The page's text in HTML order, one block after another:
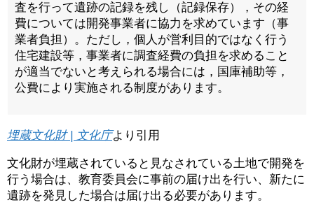
査を行って遺跡の記録を残し（記録保存），その経
費については開発事業者に協力を求めています（事
業者負担）。ただし，個人が営利目的ではなく行う
住宅建設等，事業者に調査経費の負担を求めること
が適当でないと考えられる場合には，国庫補助等，
公費により実施される制度があります。
埋蔵文化財 | 文化庁より引用
文化財が埋蔵されていると見なされている土地で開発を
行う場合は、教育委員会に事前の届け出を行い、新たに
遺跡を発見した場合は届け出る必要があります。